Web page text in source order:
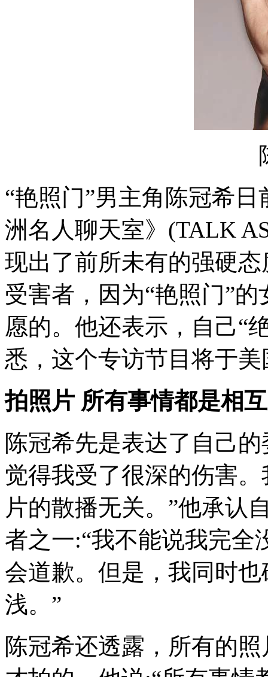
“艳照门”男主角陈冠希
洲名人聊天室》(TALK
现出了前所未有的强硬
受害者，因为“艳照门”
愿的。他还表示，自己“
悉，这个专访节目将于
拍照片 所有事情都是相
陈冠希先是表达了自己
觉得我受了很深的伤害
片的散播无关。”他承认
者之一:“我不能说我完全
会道歉。但是，我同时
浅。”
陈冠希还透露，所有的